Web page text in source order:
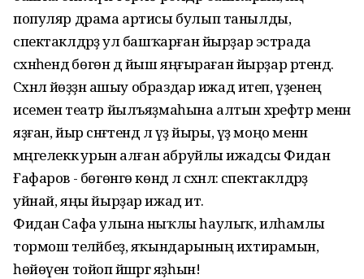
популяр драма артисы булып танылды,
спектаклдәрҙә ул башҡарған йырҙар эстрада
сәхнәһендә бөгөн дә йыш яңғыраған йырҙар рәтендә.
Сәхнәлә йөҙҙән ашыу образдар ижад итеп, үҙенең
исемен театр йылъяҙмаһына алтын хәрефтәр менән
яҙған, йыр сәнғәтендә лә үҙ йыры, үҙ моңо менән
мәңгелеккә урын алған абруйлы ижадсы Фидан
Ғафаров - бөгөнгө көндә лә сәхнәлә: спектаклдәрҙә
уйнай, яңы йырҙар ижад итә.
Фидан Сафа улына ныҡлы һаулыҡ, илһамлы
тормош теләйбеҙ, яҡындарының ихтирамын,
һөйөүен тойоп йәшәргә яҙһын!